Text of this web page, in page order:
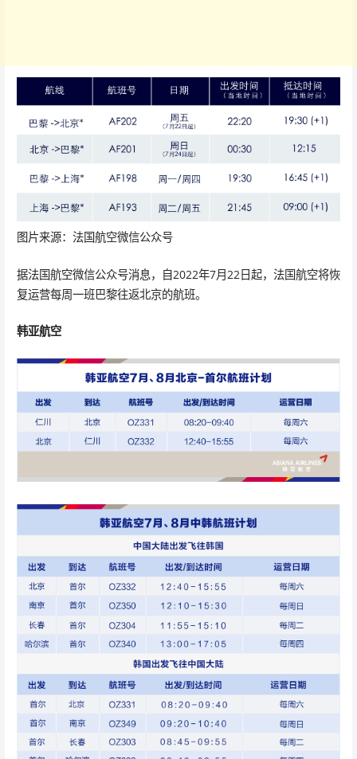
图片来源：法国航空微信公众号
据法国航空微信公众号消息，自2022年7月22日起，法国航空将恢
复运营每周一班巴黎往返北京的航班。
韩亚航空